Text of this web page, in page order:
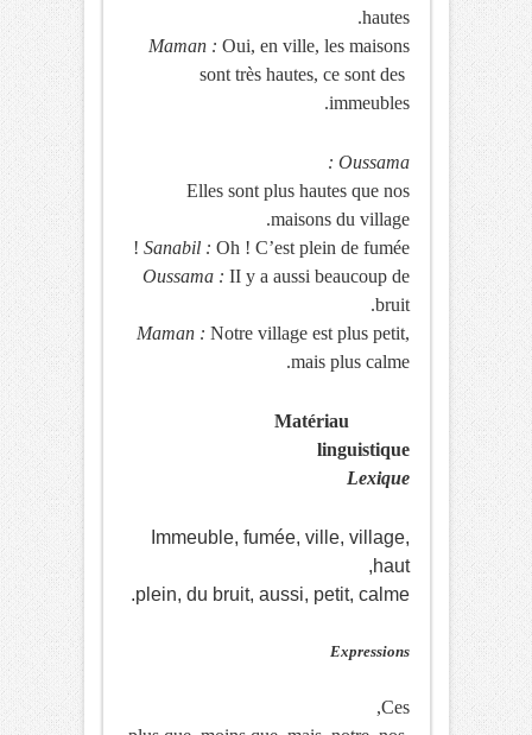
hautes.
Maman : Oui, en ville, les maisons
sont très hautes, ce sont des
immeubles.
Oussama :
Elles sont plus hautes que nos
maisons du village.
Sanabil : Oh ! C’est plein de fumée !
Oussama : II y a aussi beaucoup de
bruit.
Maman : Notre village est plus petit,
mais plus calme.
Matériau
linguistique
Lexique
Immeuble, fumée, ville, village,
haut,
plein, du bruit, aussi, petit, calme.
Expressions
Ces,